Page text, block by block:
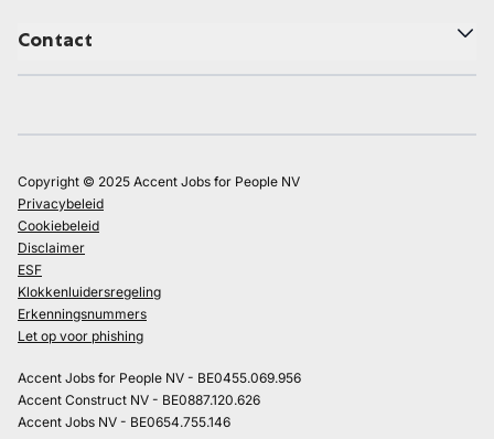
Contact
Copyright © 2025 Accent Jobs for People NV
Privacybeleid
Cookiebeleid
Disclaimer
ESF
Klokkenluidersregeling
Erkenningsnummers
Let op voor phishing
Accent Jobs for People NV - BE0455.069.956
Accent Construct NV - BE0887.120.626
Accent Jobs NV - BE0654.755.146